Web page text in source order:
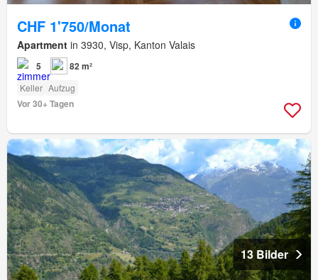
CHF 1'750/Monat
Apartment in 3930, Visp, Kanton Valais
5 82 m²
Keller Aufzug
Vor 30+ Tagen
13 Bilder